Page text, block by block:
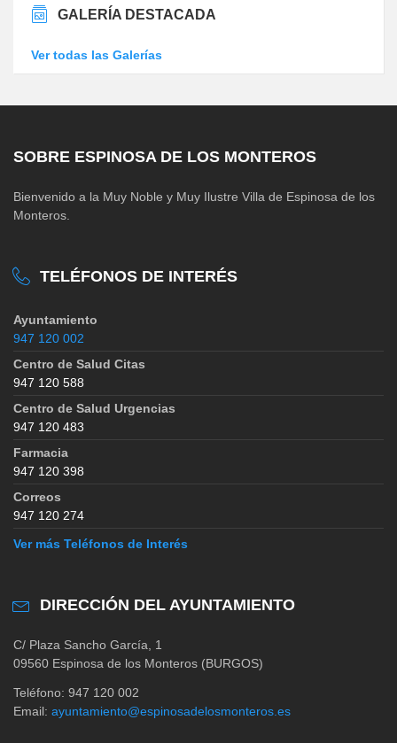
GALERÍA DESTACADA
Ver todas las Galerías
SOBRE ESPINOSA DE LOS MONTEROS
Bienvenido a la Muy Noble y Muy Ilustre Villa de Espinosa de los
Monteros.
TELÉFONOS DE INTERÉS
Ayuntamiento
947 120 002
Centro de Salud Citas
947 120 588
Centro de Salud Urgencias
947 120 483
Farmacia
947 120 398
Correos
947 120 274
Ver más Teléfonos de Interés
DIRECCIÓN DEL AYUNTAMIENTO
C/ Plaza Sancho García, 1
09560 Espinosa de los Monteros (BURGOS)
Teléfono: 947 120 002
Email: ayuntamiento@espinosadelosmonteros.es